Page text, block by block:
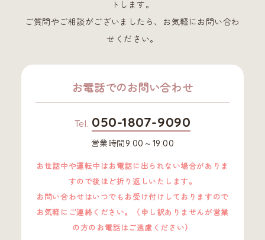
トします。
ご質問やご相談がございましたら、お気軽にお問い合わ
せください。
お電話でのお問い合わせ
Tel. 050-1807-9090
営業時間9:00～19:00
お世話中や運転中はお電話に出られない場合がありま
すので後ほど折り返しいたします。
お問い合わせはいつでもお受け付けしておりますので
お気軽にご連絡ください。（申し訳ありませんが営業
の方のお電話はご遠慮ください）